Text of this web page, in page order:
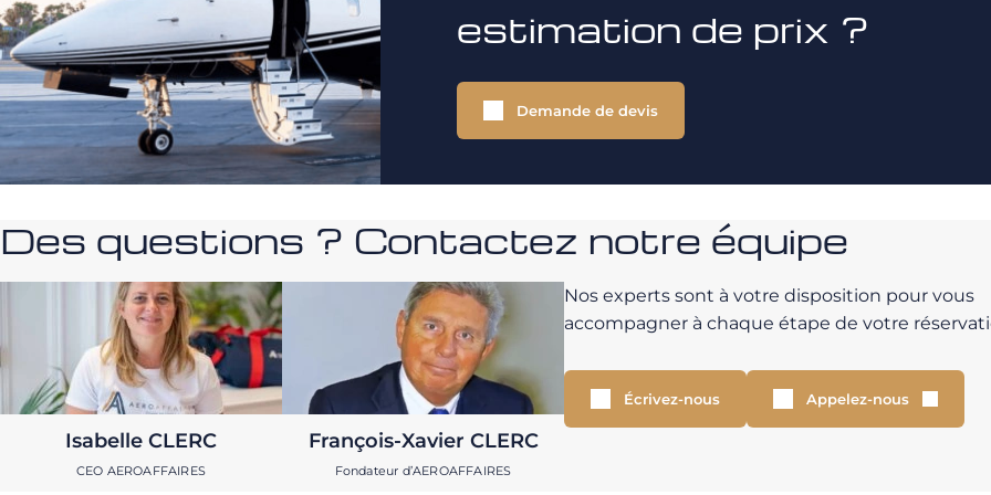
estimation de prix ?
Demande de devis
Des questions ? Contactez notre équipe
Isabelle CLERC
CEO AEROAFFAIRES
François-Xavier CLERC
Fondateur d’AEROAFFAIRES
Nos experts sont à votre disposition pour vous
accompagner à chaque étape de votre
Écrivez-nous Appelez-nous